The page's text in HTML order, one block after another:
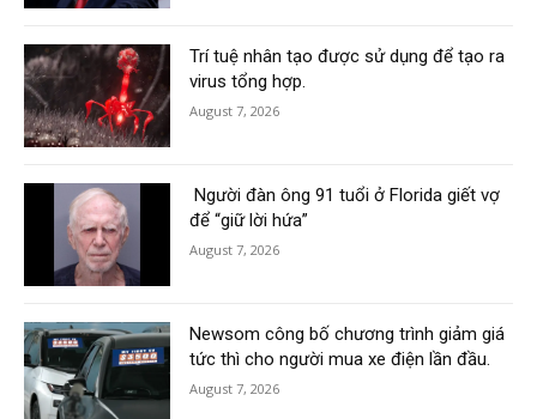
Trí tuệ nhân tạo được sử dụng để tạo ra
virus tổng hợp.
August 7, 2026
Người đàn ông 91 tuổi ở Florida giết vợ
để “giữ lời hứa”
August 7, 2026
Newsom công bố chương trình giảm giá
tức thì cho người mua xe điện lần đầu.
August 7, 2026